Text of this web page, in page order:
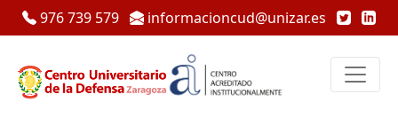
976 739 579 informacioncud@unizar.es